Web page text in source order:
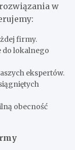
w
firmy.
do lokalnego
ekspertów.
obecność